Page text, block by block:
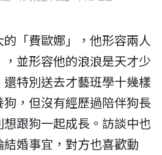
「費歐娜」，他形容兩人
並形容他的浪浪是天才少
特別送去才藝班學十幾樣
，但沒有經歷過陪伴狗長
跟狗一起成長。訪談中也
婚事宜，對方也喜歡動